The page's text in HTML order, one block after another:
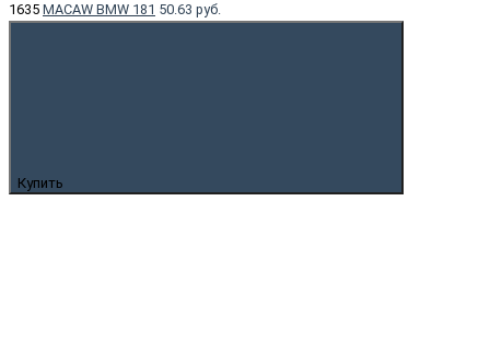
1635 MACAW BMW 181 50.63 руб.
Купить